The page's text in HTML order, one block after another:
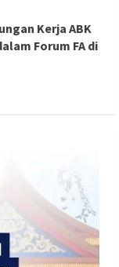
Kerja ABK
Forum FA di